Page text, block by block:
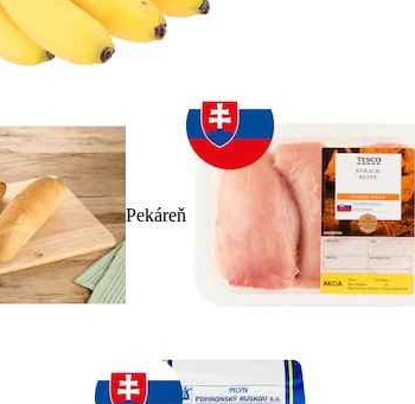
Pekáreň